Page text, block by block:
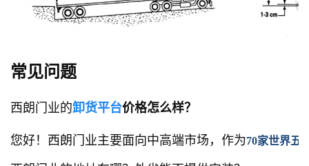
常见问题
西朗门业的卸货平台价格怎么样？
您好！西朗门业主要面向中高端市场，作为70家世界五